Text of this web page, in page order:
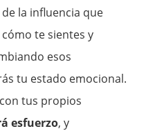
la influencia que
te sientes y
esos
tu estado emocional.
tus propios
esfuerzo, y